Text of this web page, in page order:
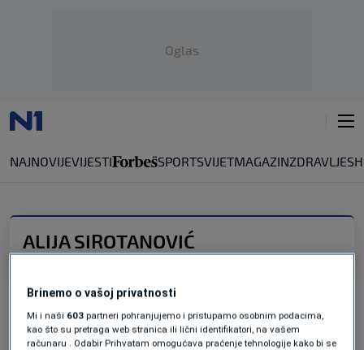
Oglas
NAJNOVIJEVIJESTI SPORTSVIJETMAGAZINZDRAVLJE
ALIJA SIROTANOVIĆ
Sirotanoviću, rudaru iz Breze koji je srušio
VIJESTI 19. apr. | 0
Brinemo o vašoj privatnosti
Mi i naši 603 partneri pohranjujemo i pristupamo osobnim podacima,
kao što su pretraga web stranica ili lični identifikatori, na vašem
računaru . Odabir Prihvatam omogućava praćenje tehnologije kako bi se